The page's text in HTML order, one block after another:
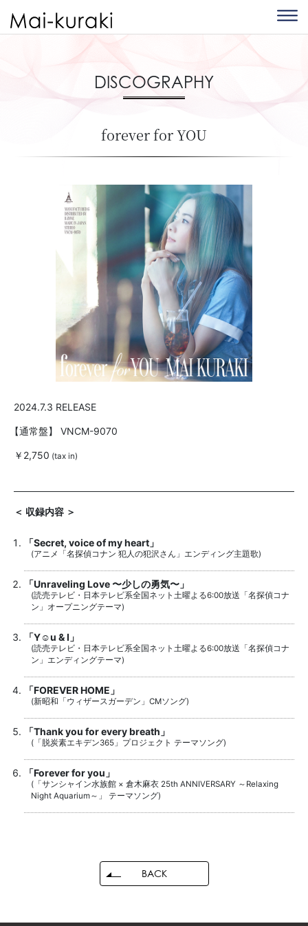
DISCOGRAPHY
forever for YOU
2024.7.3 RELEASE
【通常盤】 VNCM-9070
￥2,750 (tax in)
＜ 収録内容 ＞
「Secret, voice of my heart」
(アニメ「名探偵コナン 犯人の犯沢さん」エンディング主題歌)
「Unraveling Love 〜少しの勇気〜」
(読売テレビ・日本テレビ系全国ネット土曜よる6:00放送「名探偵コナ
ン」オープニングテーマ)
「Y☺︎u & I」
(読売テレビ・日本テレビ系全国ネット土曜よる6:00放送「名探偵コナ
ン」エンディングテーマ)
「FOREVER HOME」
(新昭和「ウィザースガーデン」CMソング)
「Thank you for every breath」
(「脱炭素エキデン365」プロジェクト テーマソング)
「Forever for you」
(「サンシャイン水族館 × 倉木麻衣 25th ANNIVERSARY ～Relaxing
Night Aquarium～」 テーマソング)
BACK